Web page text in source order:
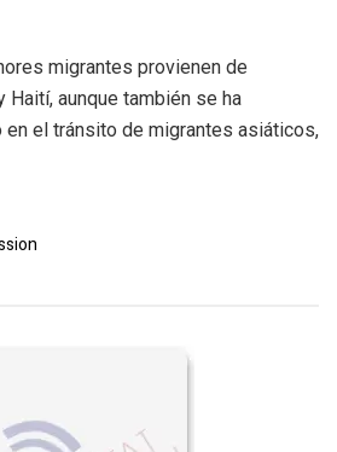
migrantes provienen de
Haití, aunque también se ha
en el tránsito de migrantes asiáticos,